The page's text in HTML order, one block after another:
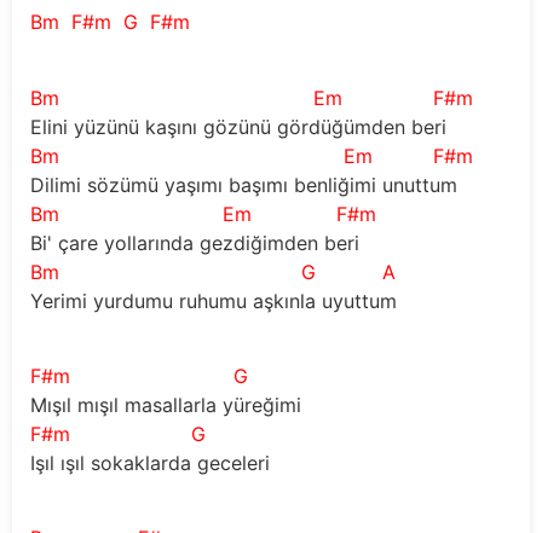
Bm F#m G F#m
Bm Em
F#m
Elini yüzünü kaşını gözünü gördüğümden beri
Bm
Em
F#m
Dilimi sözümü yaşımı başımı benliğimi unuttum
Bm
Em
F#m
Bi' çare yollarında gezdiğimden beri
Bm
G
A
Yerimi yurdumu ruhumu aşkınla uyuttum
F#m
G
Mışıl mışıl masallarla yüreğimi
F#m
G
Işıl ışıl sokaklarda geceleri